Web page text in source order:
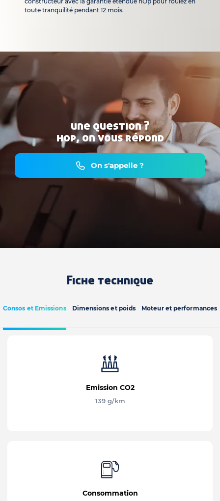
toute tranquilité pendant 12 mois.
une question ?
hop, on vous répond
On s'appelle ?
Fiche technique
Consos et Emissions Dimensions et poids Moteur et performances
Emission CO2
139 g/km
Consommation